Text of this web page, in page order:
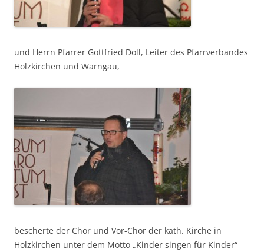
und Herrn Pfarrer Gottfried Doll, Leiter des Pfarrverbandes
Holzkirchen und Warngau,
bescherte der Chor und Vor-Chor der kath. Kirche in
Holzkirchen unter dem Motto „Kinder singen für Kinder“